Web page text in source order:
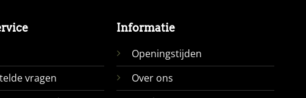
vragen
Informatie
Openingstijden
Over ons